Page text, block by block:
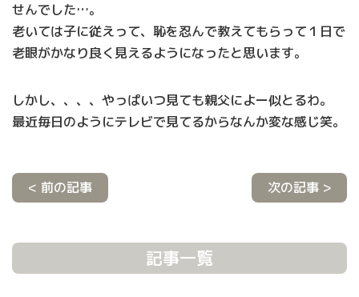
せんでした…。
老いては子に従えって、恥を忍んで教えてもらって１日で
老眼がかなり良く見えるようになったと思います。
しかし、、、、やっぱいつ見ても親父によー似とるわ。
最近毎日のようにテレビで見てるからなんか変な感じ笑。
< 前の記事 次の記事 >
記事一覧